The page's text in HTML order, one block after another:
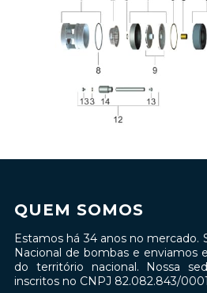
QUEM SOMOS
Estamos há 34 anos no mercado.
Nacional de bombas e enviamos
do território nacional. Nossa
inscritos no CNPJ 82.082.843/